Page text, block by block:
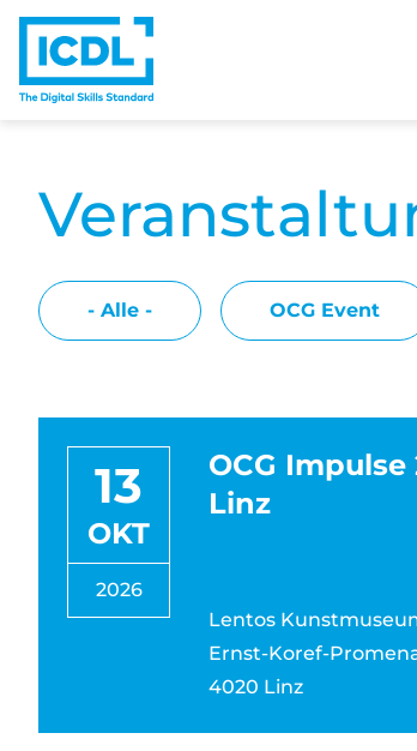
- Alle - OCG Event
13
OKT
2026
OCG Impulse
Linz
Lentos
Ernst-Koref-
4020 Linz